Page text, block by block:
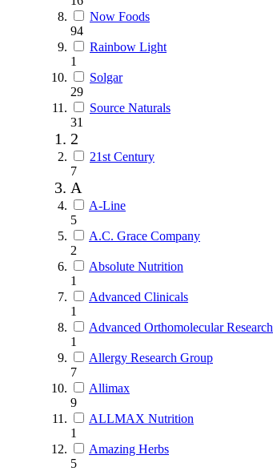
Now Foods
94
Rainbow Light
1
Solgar
29
Source Naturals
31
2
21st Century
7
A
A-Line
5
A.C. Grace Company
2
Absolute Nutrition
1
Advanced Clinicals
1
Advanced Orthomolecular Research
1
Allergy Research Group
7
Allimax
9
ALLMAX Nutrition
1
Amazing Herbs
5